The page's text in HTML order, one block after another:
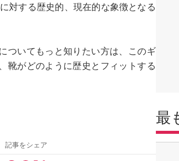
対する歴史的、現在的な象徴となる
ついてもっと知りたい方は、このギ
靴がどのように歴史とフィットする
記事をシェア
最